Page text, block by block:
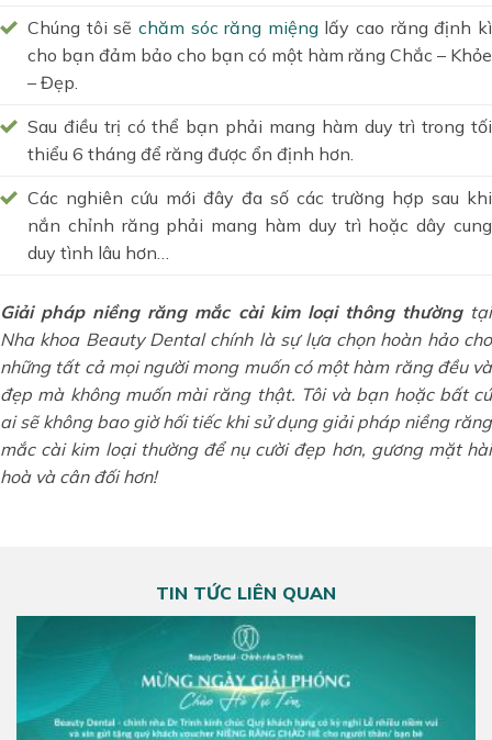
Chúng tôi sẽ chăm sóc răng miệnglấy cao răng định kì
cho bạn đảm bảo cho bạn có một hàm răng Chắc – Khỏe
– Đẹp.
Sau điều trị có thể bạn phải mang hàm duy trì trong tối
thiểu 6 tháng để răng được ổn định hơn.
Các nghiên cứu mới đây đa số các trường hợp sau khi
nắn chỉnh răng phải mang hàm duy trì hoặc dây cung
duy tình lâu hơn…
Giải pháp niềng răng mắc cài kim loại thông thường tại
Nha khoa Beauty Dental chính là sự lựa chọn hoàn hảo cho
những tất cả mọi người mong muốn có một hàm răng đều và
đẹp mà không muốn mài răng thật. Tôi và bạn hoặc bất cứ
ai sẽ không bao giờ hối tiếc khi sử dụng giải pháp niềng răng
mắc cài kim loại thường để nụ cười đẹp hơn, gương mặt hài
hoà và cân đối hơn!
TIN TỨC LIÊN QUAN